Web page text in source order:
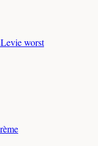
worst